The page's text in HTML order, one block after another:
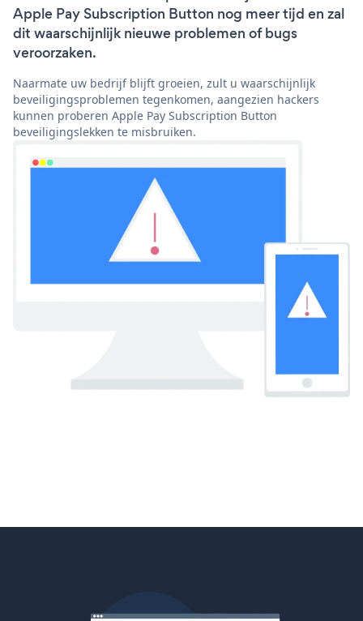
Apple Pay Subscription Button nog meer tijd en zal
dit waarschijnlijk nieuwe problemen of bugs
veroorzaken.
Naarmate uw bedrijf blijft groeien, zult u waarschijnlijk
beveiligingsproblemen tegenkomen, aangezien hackers
kunnen proberen Apple Pay Subscription Button
beveiligingslekken te misbruiken.